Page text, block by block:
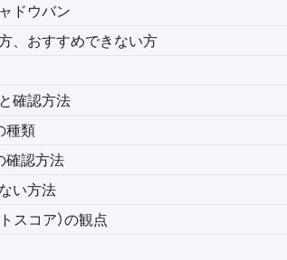
ドウバン
、おすすめできない方
確認方法
種類
確認方法
い方法
スコア）の観点